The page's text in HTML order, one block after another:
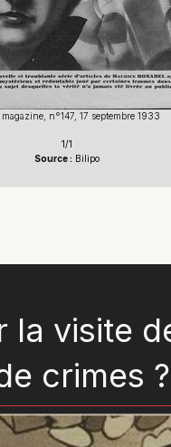
magazine, n°147, 17 septembre 1933
1/1
Source : Bilipo
la visite
crimes ?